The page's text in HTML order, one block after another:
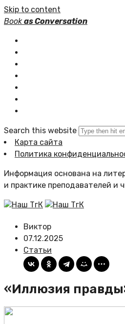
Skip to content
Bookas Conversation
Search this website
Карта сайта
Политика
Информация основана на
и практике преподавателей и
Наш ТгК Наш ТгК
Виктор
07.12.2025
Статьи
«Иллюзия